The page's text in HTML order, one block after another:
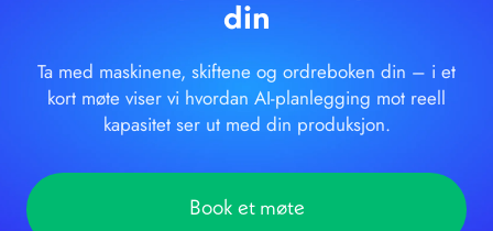
din
Ta med maskinene, skiftene og ordreboken din – i et
kort møte viser vi hvordan AI-planlegging mot reell
kapasitet ser ut med din produksjon.
Book et møte